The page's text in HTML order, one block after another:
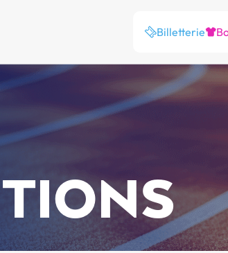
Billetterie